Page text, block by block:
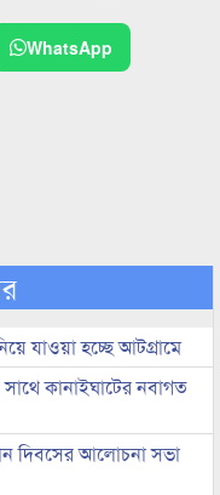
WhatsApp
যাওয়া হচ্ছে আটগ্রামে
কানাইঘাটের নবাগত
দিবসের আলোচনা সভা